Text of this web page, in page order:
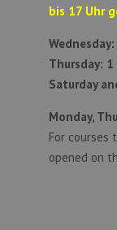
bis 17 Uhr
Thursday:
Saturday
Monday,
For courses
opened on